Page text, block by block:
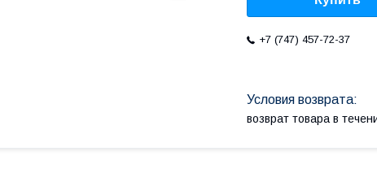
+7 (747) 457-72-37
возврат товара в